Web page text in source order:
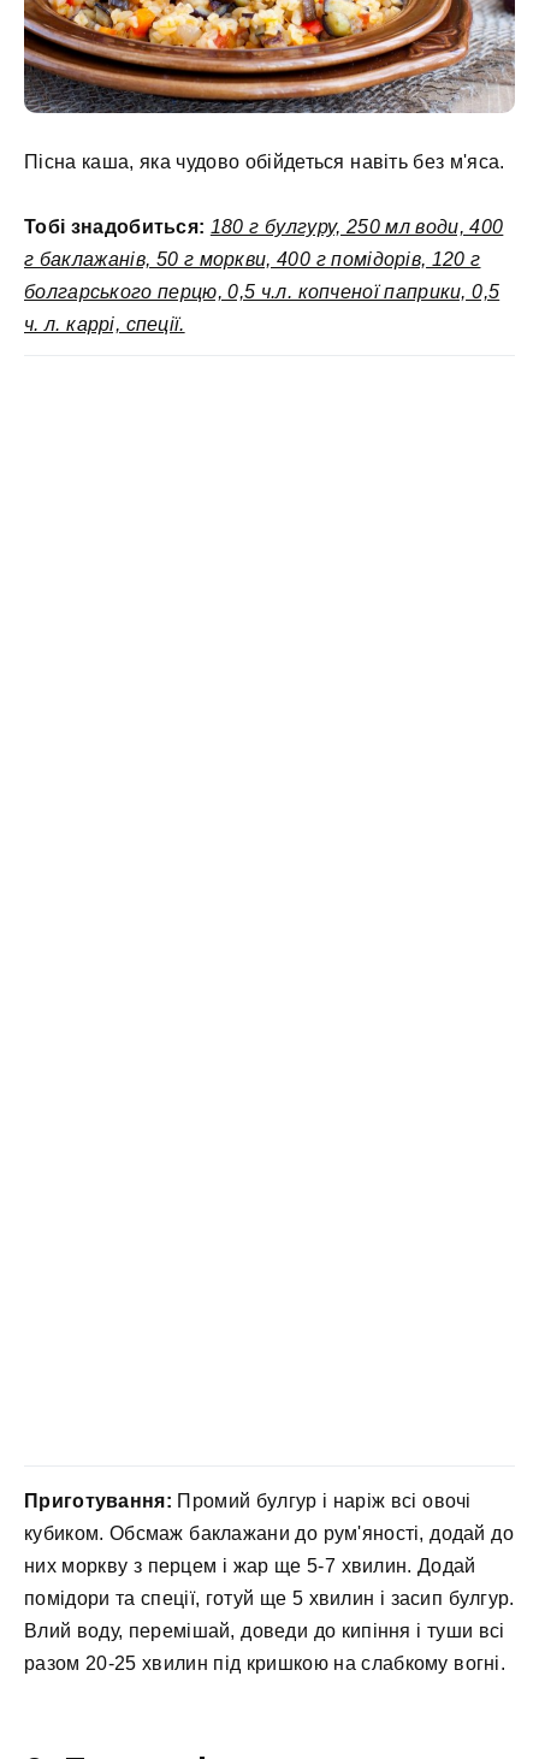
Пісна каша, яка чудово обійдеться навіть без м'яса.
Тобі знадобиться: 180 г булгуру, 250 мл води, 400
г баклажанів, 50 г моркви, 400 г помідорів, 120 г
болгарського перцю, 0,5 ч.л. копченої паприки, 0,5
ч. л. каррі, спеції.
Приготування: Промий булгур і наріж всі овочі
кубиком. Обсмаж баклажани до рум'яності, додай до
них моркву з перцем і жар ще 5-7 хвилин. Додай
помідори та спеції, готуй ще 5 хвилин і засип булгур.
Влий воду, перемішай, доведи до кипіння і туши всі
разом 20-25 хвилин під кришкою на слабкому вогні.